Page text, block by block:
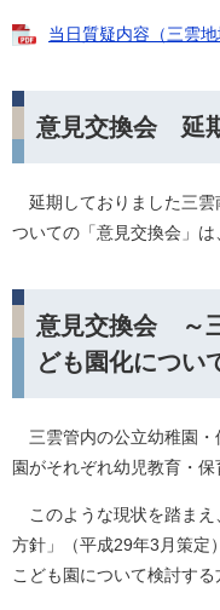
当日質疑内容（三雲
意見交換会 延
延期しておりました三雲
ついての「意見交換会」は
意見交換会 ～
ども園化につい
三雲管内の公立幼稚園・
園がそれぞれ幼児教育・保
このような現状を踏まえ
方針」（平成29年3月策定
こども園について検討する